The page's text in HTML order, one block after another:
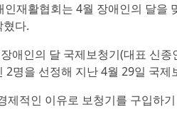
인재활협회는 4월 장애인의 달을
다.
애인의 달 국제보청기(대표 신
2명을 선정해 지난 4월 29일 국
제적인 이유로 보청기를 구입하